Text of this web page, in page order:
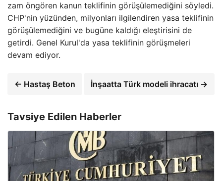
zam öngören kanun teklifinin görüşülemediğini söyledi.
CHP'nin yüzünden, milyonları ilgilendiren yasa teklifinin
görüşülemediğini ve bugüne kaldığı eleştirisini de
getirdi. Genel Kurul'da yasa teklifinin görüşmeleri
devam ediyor.
← Hastaş Beton İnşaatta Türk modeli ihracatı →
Tavsiye Edilen Haberler